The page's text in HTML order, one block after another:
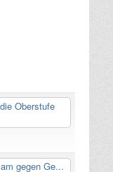
Oberstufe
gegen Ge...